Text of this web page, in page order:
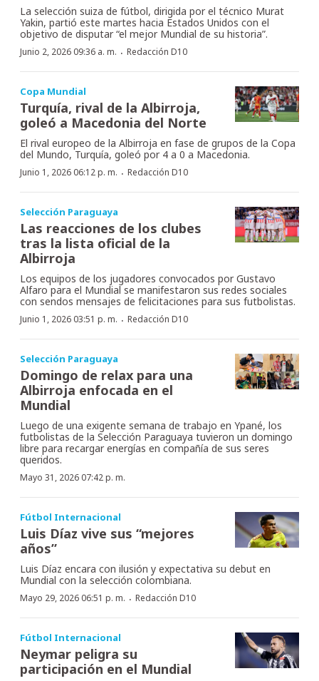
La selección suiza de fútbol, dirigida por el técnico Murat
Yakin, partió este martes hacia Estados Unidos con el
objetivo de disputar “el mejor Mundial de su historia”.
Junio 2, 2026 09:36 a. m. · Redacción D10
Copa Mundial
Turquía, rival de la Albirroja,
goleó a Macedonia del Norte
El rival europeo de la Albirroja en fase de grupos de la Copa
del Mundo, Turquía, goleó por 4 a 0 a Macedonia.
Junio 1, 2026 06:12 p. m. · Redacción D10
Selección Paraguaya
Las reacciones de los clubes
tras la lista oficial de la
Albirroja
Los equipos de los jugadores convocados por Gustavo
Alfaro para el Mundial se manifestaron sus redes sociales
con sendos mensajes de felicitaciones para sus futbolistas.
Junio 1, 2026 03:51 p. m. · Redacción D10
Selección Paraguaya
Domingo de relax para una
Albirroja enfocada en el
Mundial
Luego de una exigente semana de trabajo en Ypané, los
futbolistas de la Selección Paraguaya tuvieron un domingo
libre para recargar energías en compañía de sus seres
queridos.
Mayo 31, 2026 07:42 p. m.
Fútbol Internacional
Luis Díaz vive sus “mejores
años”
Luis Díaz encara con ilusión y expectativa su debut en
Mundial con la selección colombiana.
Mayo 29, 2026 06:51 p. m. · Redacción D10
Fútbol Internacional
Neymar peligra su
participación en el Mundial